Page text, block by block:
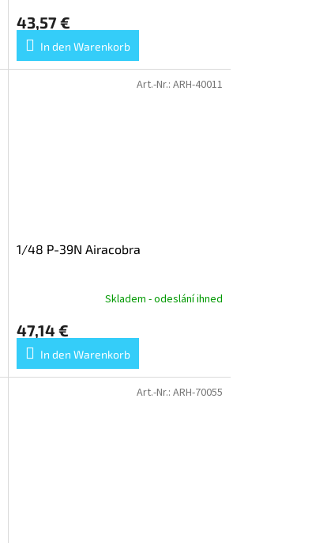
43,57 €
In den Warenkorb
1/48 P-39N Airacobra
Skladem - odeslání ihned
47,14 €
In den Warenkorb
Art.-Nr.: ARH-40011
Art.-Nr.: ARH-70055